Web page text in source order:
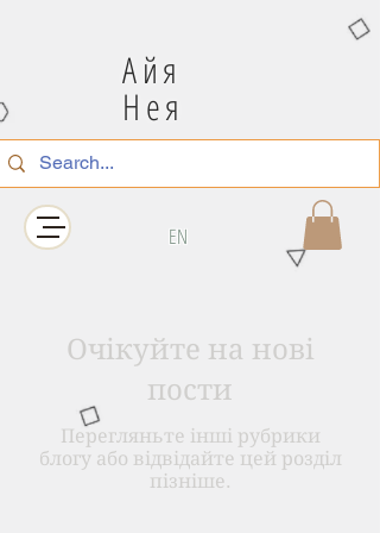
Айя
Нея
EN
Очікуйте на нові
пости
Перегляньте інші рубрики
блогу або відвідайте цей розділ
пізніше.